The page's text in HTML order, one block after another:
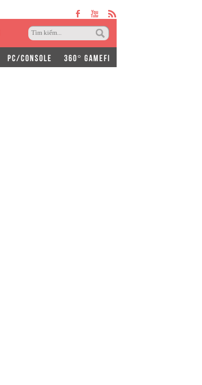
PC/CONSOLE 360° GAMEFI